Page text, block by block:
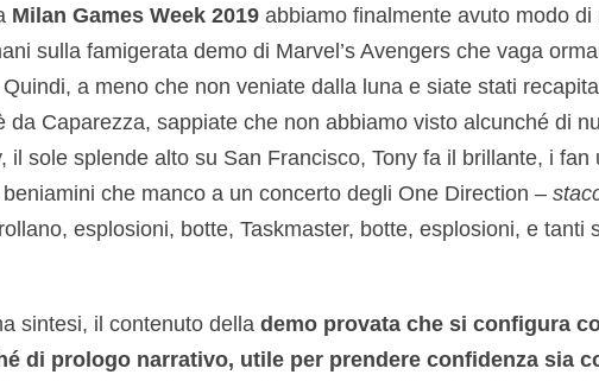
Milan Games Week 2019abbiamo finalmente avuto modo di
sulla famigerata demo di Marvel’s Avengers che vaga
Quindi, a meno che non veniate dalla luna e siate stati
da Caparezza, sappiate che non abbiamo visto alcunché di
il sole splende alto su San Francisco, Tony fa il brillante, i fan
che manco a un concerto degli One Direction –
esplosioni, botte, Taskmaster, botte, esplosioni, e tanti
sintesi, il contenuto della demo provata che si configura
di prologo narrativo, utile per prendere confidenza sia